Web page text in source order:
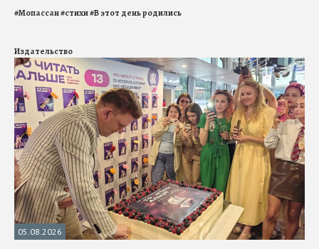
#Мопассан#стихи#В этот день родились
Издательство
05.08.2026